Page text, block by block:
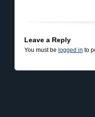
Leave a Reply
You must be logged in to